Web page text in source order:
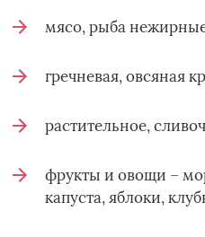
мясо, рыба
гречневая, овсяная
растительное,
фрукты и овощи –
капуста, яблоки,